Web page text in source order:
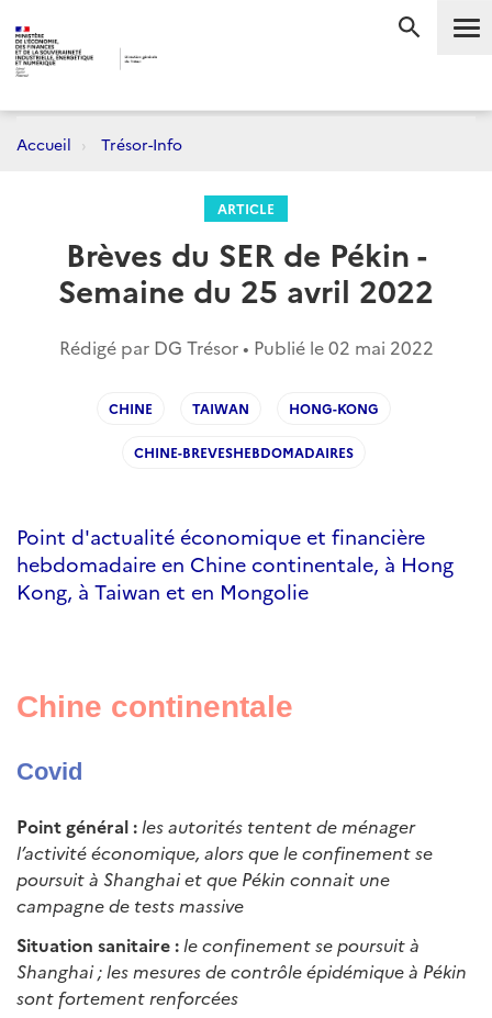
Accueil Trésor-Info
ARTICLE
Brèves du SER de Pékin -
Semaine du 25 avril 2022
Rédigé par DG Trésor • Publié le02 mai 2022
CHINE TAIWAN HONG-KONG
CHINE-BREVESHEBDOMADAIRES
Point d'actualité économique et financière
hebdomadaire en Chine continentale, à Hong
Kong, à Taiwan et en Mongolie
Chine continentale
Covid
Point général : les autorités tentent de ménager
l’activité économique, alors que le confinement se
poursuit à Shanghai et que Pékin connait une
campagne de tests massive
Situation sanitaire : le confinement se poursuit à
Shanghai ; les mesures de contrôle épidémique à Pékin
sont fortement renforcées